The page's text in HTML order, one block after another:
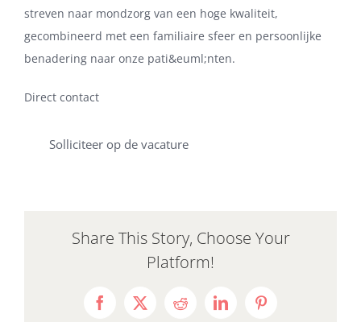
streven naar mondzorg van een hoge kwaliteit,
gecombineerd met een familiaire sfeer en persoonlijke
benadering naar onze pati&euml;nten.
Direct contact
Solliciteer op de vacature
Share This Story, Choose Your
Platform!
Facebook
X RedditLinkedInPinterest